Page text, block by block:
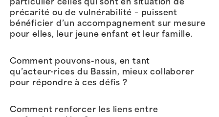
particulier celles qui sont en situation de
précarité ou de vulnérabilité – puissent
bénéficier d’un accompagnement sur mesure
pour elles, leur jeune enfant et leur famille.
Comment pouvons-nous, en tant
qu’acteur·rices du Bassin, mieux collaborer
pour répondre à ces défis ?
Comment renforcer les liens entre